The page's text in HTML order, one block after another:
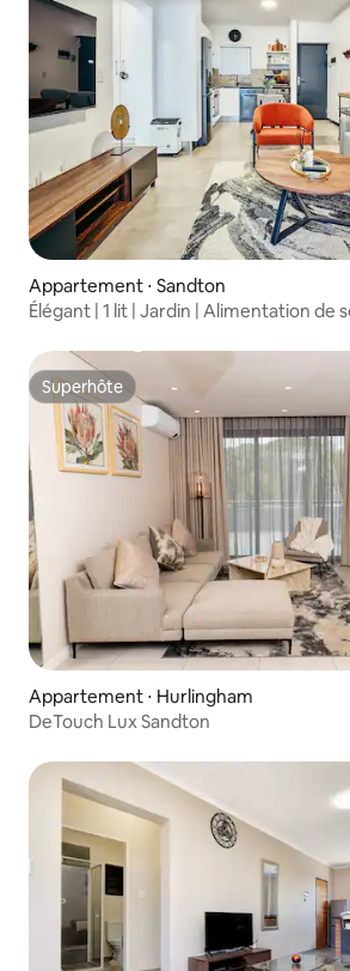
Appartement ⋅ Sandton
Élégant | 1 lit | Jardin | Alimentation de
Superhôte
Superhôte
Appartement ⋅ Hurlingham
DeTouch Lux Sandton